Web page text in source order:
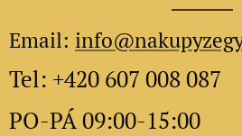
Email:
Tel: +420 607 008 087
PO-PÁ 09:00-15:00